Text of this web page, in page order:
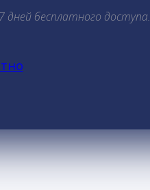
дней бесплатного доступа.